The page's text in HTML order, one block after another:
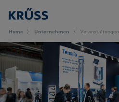
Home Unternehmen Veran­staltungen